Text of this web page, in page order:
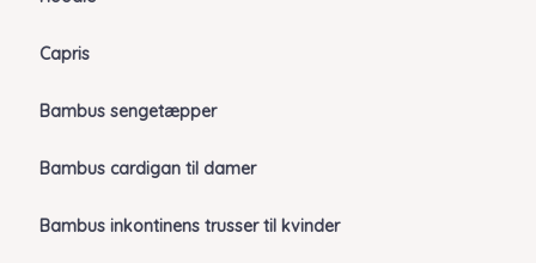
Capris
Bambus sengetæpper
Bambus cardigan til damer
Bambus inkontinens trusser til kvinder